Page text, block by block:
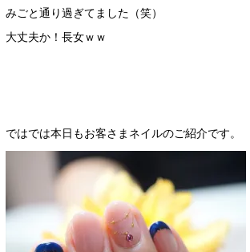
みごと通り過ぎてました（笑）
大丈夫か！長女ｗｗ
ではでは本日もお客さまネイルのご紹介です。